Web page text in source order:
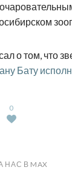
о том, что
Бату
0
В MAX